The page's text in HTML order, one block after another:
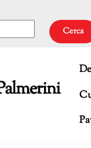
Cerca